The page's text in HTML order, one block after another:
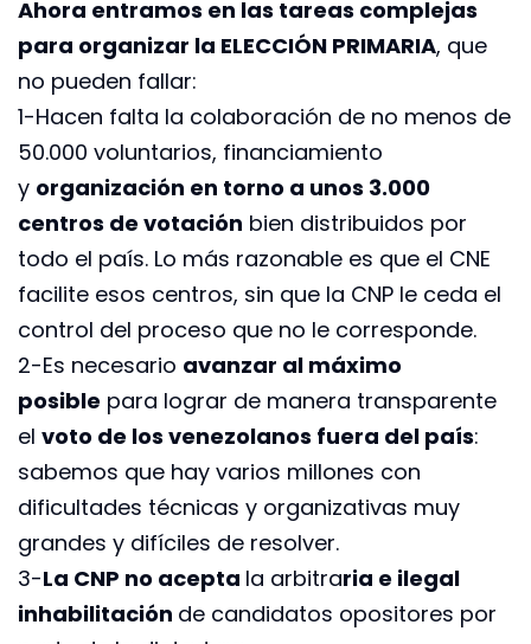
Ahora entramos en las tareas complejas
para organizar la ELECCIÓN PRIMARIA, que
no pueden fallar:
1-Hacen falta la colaboración de no menos de
50.000 voluntarios, financiamiento
y organización en torno a unos 3.000
centros de votación bien distribuidos por
todo el país. Lo más razonable es que el CNE
facilite esos centros, sin que la CNP le ceda el
control del proceso que no le corresponde.
2-Es necesario avanzar al máximo
posible para lograr de manera transparente
el voto de los venezolanos fuera del país:
sabemos que hay varios millones con
dificultades técnicas y organizativas muy
grandes y difíciles de resolver.
3-La CNP no acepta la arbitraria e ilegal
inhabilitación de candidatos opositores por